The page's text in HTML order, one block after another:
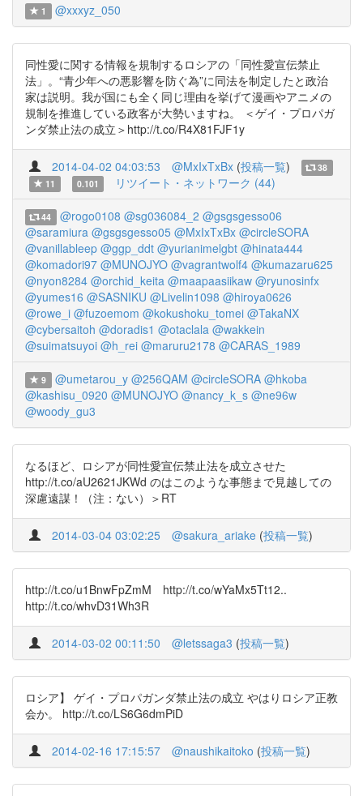
1 @xxxyz_050
同性愛に関する情報を規制するロシアの「同性愛宣伝禁止
法」。“青少年への悪影響を防ぐ為”に同法を制定したと政治
家は説明。我が国にも全く同じ理由を挙げて漫画やアニメの
規制を推進している政客が大勢いますね。 ＜ゲイ・プロパガ
ンダ禁止法の成立＞http://t.co/R4X81FJF1y
2014-04-02 04:03:53 @MxIxTxBx (投稿一覧)
38
11
0.101 リツイート・ネットワーク (44)
44 @rogo0108 @sg036084_2 @gsgsgesso06
@saramiura @gsgsgesso05 @MxIxTxBx @circleSORA
@vanillableep @ggp_ddt @yurianimelgbt @hinata444
@komadori97 @MUNOJYO @vagrantwolf4 @kumazaru625
@nyon8284 @orchid_keita @maapaasiikaw @ryunosinfx
@yumes16 @SASNIKU @Livelin1098 @hiroya0626
@rowe_i @fuzoemom @kokushoku_tomei @TakaNX
@cybersaitoh @doradis1 @otaclala @wakkein
@suimatsuyoi @h_rei @maruru2178 @CARAS_1989
9 @umetarou_y @256QAM @circleSORA @hkoba
@kashisu_0920 @MUNOJYO @nancy_k_s @ne96w
@woody_gu3
なるほど、ロシアが同性愛宣伝禁止法を成立させた
http://t.co/aU2621JKWd のはこのような事態まで見越しての
深慮遠謀！（注：ない）＞RT
2014-03-04 03:02:25 @sakura_ariake (投稿一覧)
http://t.co/u1BnwFpZmM http://t.co/wYaMx5Tt12..
http://t.co/whvD31Wh3R
2014-03-02 00:11:50 @letssaga3 (投稿一覧)
ロシア】 ゲイ・プロパガンダ禁止法の成立 やはりロシア正教
会か。 http://t.co/LS6G6dmPiD
2014-02-16 17:15:57 @naushikaitoko (投稿一覧)